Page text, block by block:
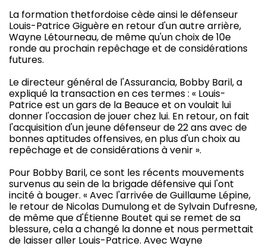
La formation thetfordoise cède ainsi le défenseur
Louis-Patrice Giguère en retour d'un autre arrière,
Wayne Létourneau, de même qu'un choix de 10e
ronde au prochain repêchage et de considérations
futures.
Le directeur général de l'Assurancia, Bobby Baril, a
expliqué la transaction en ces termes : « Louis-
Patrice est un gars de la Beauce et on voulait lui
donner l'occasion de jouer chez lui. En retour, on fait
l'acquisition d'un jeune défenseur de 22 ans avec de
bonnes aptitudes offensives, en plus d'un choix au
repêchage et de considérations à venir ».
Pour Bobby Baril, ce sont les récents mouvements
survenus au sein de la brigade défensive qui l'ont
incité à bouger. « Avec l'arrivée de Guillaume Lépine,
le retour de Nicolas Dumulong et de Sylvain Dufresne,
de même que d'Étienne Boutet qui se remet de sa
blessure, cela a changé la donne et nous permettait
de laisser aller Louis-Patrice. Avec Wayne